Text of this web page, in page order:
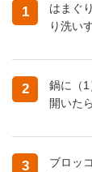
1
はまぐ
り洗い
2
鍋に（
開いた
3
ブロッ